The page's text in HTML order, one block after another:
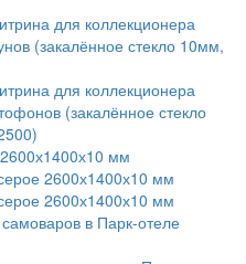
для коллекционера
(закалённое стекло 10мм,
для коллекционера
(закалённое стекло
мм
2600х1400х10 мм
2600х1400х10 мм
в Парк-отеле